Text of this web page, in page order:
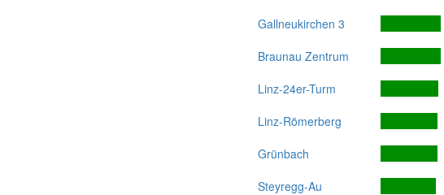
Gallneukirchen 3
Braunau Zentrum
Linz-24er-Turm
Linz-Römerberg
Grünbach
Steyregg-Au